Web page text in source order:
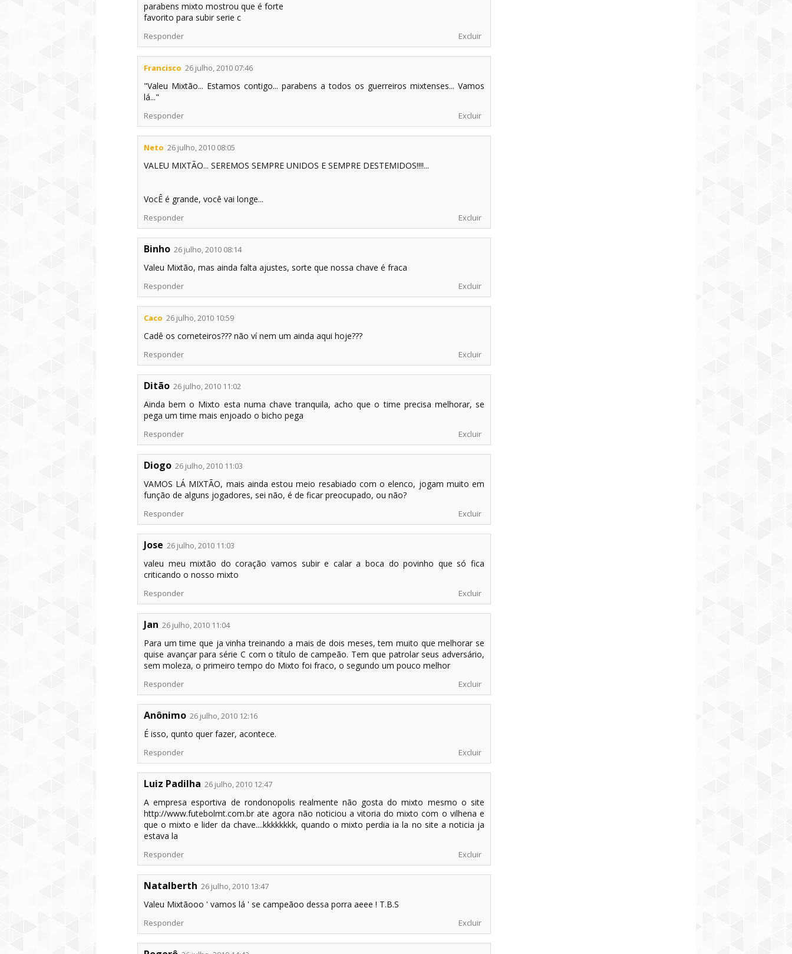
parabens mixto mostrou que é forte
favorito para subir serie c
Responder Excluir
Francisco 26 julho, 2010 07:46
"Valeu Mixtão... Estamos contigo... parabens a todos os guerreiros mixtenses... Vamos
lá..."
Responder Excluir
Neto 26 julho, 2010 08:05
VALEU MIXTÃO... SEREMOS SEMPRE UNIDOS E SEMPRE DESTEMIDOS!!!!...
VocÊ é grande, você vai longe...
Responder Excluir
Binho 26 julho, 2010 08:14
Valeu Mixtão, mas ainda falta ajustes, sorte que nossa chave é fraca
Responder Excluir
Caco 26 julho, 2010 10:59
Cadê os corneteiros??? não ví nem um ainda aqui hoje???
Responder Excluir
Ditão 26 julho, 2010 11:02
Ainda bem o Mixto esta numa chave tranquila, acho que o time precisa melhorar, se
pega um time mais enjoado o bicho pega
Responder Excluir
Diogo 26 julho, 2010 11:03
VAMOS LÁ MIXTÃO, mais ainda estou meio resabiado com o elenco, jogam muito em
função de alguns jogadores, sei não, é de ficar preocupado, ou não?
Responder Excluir
Jose 26 julho, 2010 11:03
valeu meu mixtão do coração vamos subir e calar a boca do povinho que só fica
criticando o nosso mixto
Responder Excluir
Jan 26 julho, 2010 11:04
Para um time que ja vinha treinando a mais de dois meses, tem muito que melhorar se
quise avançar para série C com o título de campeão. Tem que patrolar seus adversário,
sem moleza, o primeiro tempo do Mixto foi fraco, o segundo um pouco melhor
Responder Excluir
Anônimo 26 julho, 2010 12:16
É isso, qunto quer fazer, acontece.
Responder Excluir
Luiz Padilha 26 julho, 2010 12:47
A empresa esportiva de rondonopolis realmente não gosta do mixto mesmo o site
http://www.futebolmt.com.br ate agora não noticiou a vitoria do mixto com o vilhena e
que o mixto e lider da chave....kkkkkkkk, quando o mixto perdia ia la no site a noticia ja
estava la
Responder Excluir
Natalberth 26 julho, 2010 13:47
Valeu Mixtãooo ' vamos lá ' se campeãoo dessa porra aeee ! T.B.S
Responder Excluir